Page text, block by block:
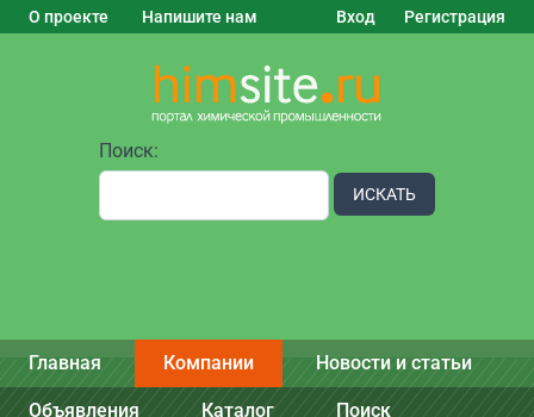
О проекте Напишите нам Вход Регистрация
Поиск:
ИСКАТЬ
Главная Компании Новости и статьи
Объявления Каталог Поиск